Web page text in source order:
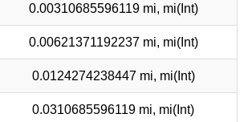
0.00310685596119 mi, mi(Int)
0.00621371192237 mi, mi(Int)
0.0124274238447 mi, mi(Int)
0.0310685596119 mi, mi(Int)